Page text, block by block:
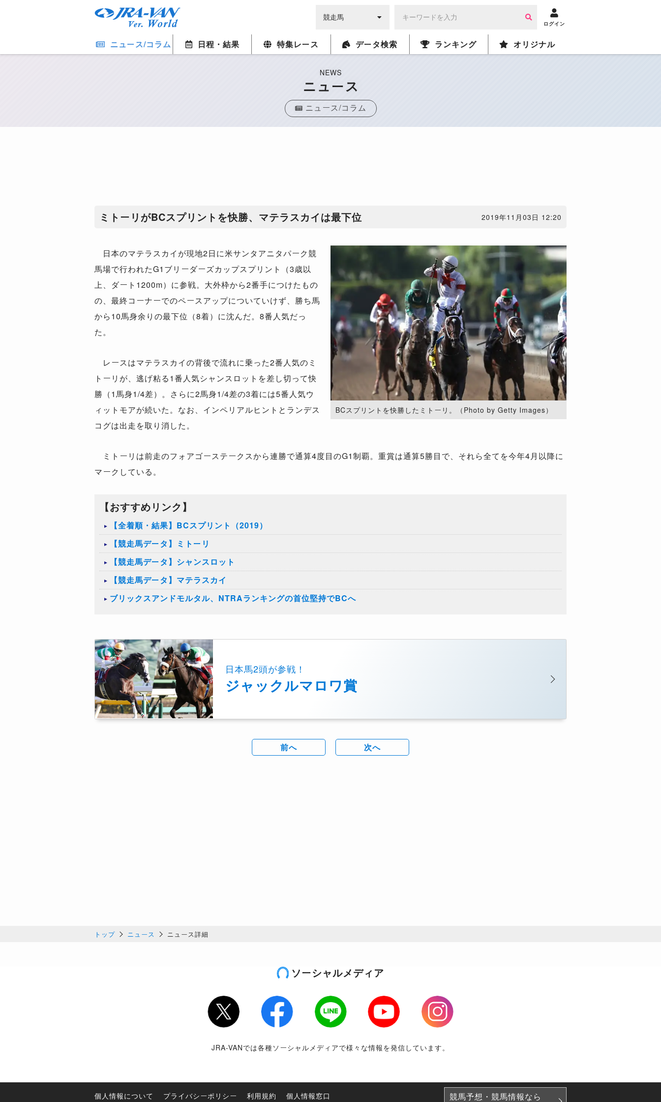
ログイン
ニュース/コラム 日程・結果 特集レース データ検索 ランキング オリジナル
NEWS
ニュース
ニュース/コラム
ミトーリがBCスプリントを快勝、マテラスカイは最下位 2019年11月03日 12:20
BCスプリントを快勝したミトーリ。（Photo by Getty Images）
日本のマテラスカイが現地2日に米サンタアニタパーク競
馬場で行われたG1ブリーダーズカップスプリント（3歳以
上、ダート1200m）に参戦。大外枠から2番手につけたもの
の、最終コーナーでのペースアップについていけず、勝ち馬
から10馬身余りの最下位（8着）に沈んだ。8番人気だっ
た。
レースはマテラスカイの背後で流れに乗った2番人気のミ
トーリが、逃げ粘る1番人気シャンスロットを差し切って快
勝（1馬身1/4差）。さらに2馬身1/4差の3着には5番人気ウ
ィットモアが続いた。なお、インペリアルヒントとランデス
コグは出走を取り消した。
ミトーリは前走のフォアゴーステークスから連勝で通算4度目のG1制覇。重賞は通算5勝目で、それら全てを今年4月以降に
マークしている。
【おすすめリンク】
【全着順・結果】BCスプリント（2019）
【競走馬データ】ミトーリ
【競走馬データ】シャンスロット
【競走馬データ】マテラスカイ
ブリックスアンドモルタル、NTRAランキングの首位堅持でBCへ
日本馬2頭が参戦！
ジャックルマロワ賞
前へ 次へ
トップ ニュース ニュース詳細
ソーシャルメディア
Twitter Facebook LINE Youtube
Instagram
JRA-VANでは各種ソーシャルメディアで様々な情報を発信しています。
個人情報について プライバシーポリシー 利用規約 個人情報窓口 競馬予想・競馬情報なら